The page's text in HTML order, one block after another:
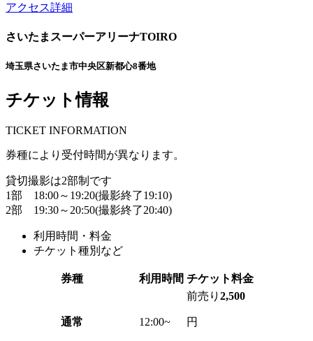
アクセス詳細
さいたまスーパーアリーナTOIRO
埼玉県さいたま市中央区新都心8番地
チケット情報
TICKET INFORMATION
券種により受付時間が異なります。
貸切撮影は2部制です
1部 18:00～19:20(撮影終了19:10)
2部 19:30～20:50(撮影終了20:40)
利用時間・料金
チケット種別など
券種 利用時間 チケット料金
通常 12:00~
前売り 2,500
円